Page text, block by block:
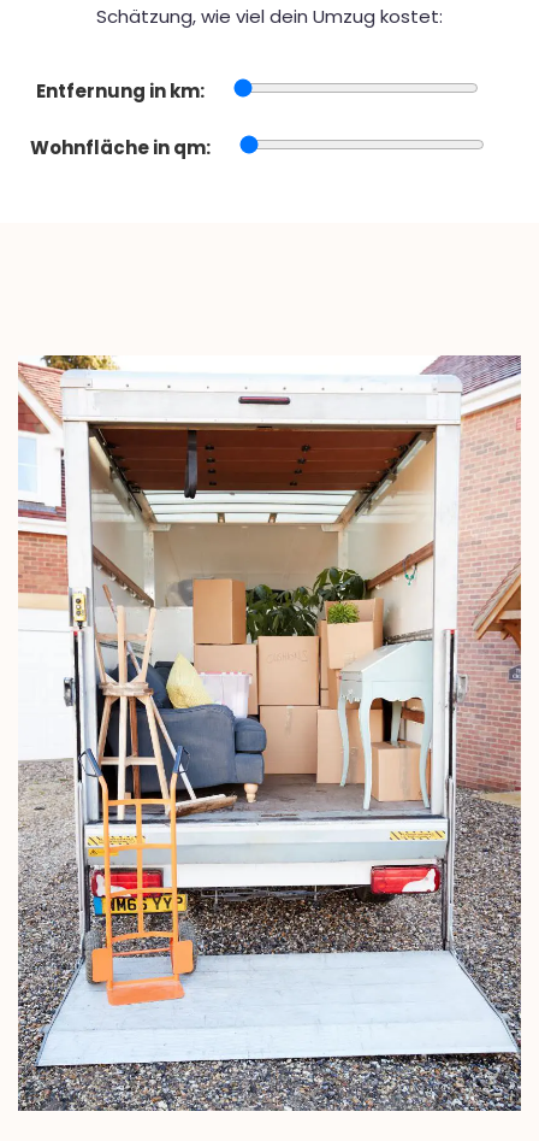
Schätzung, wie viel dein Umzug kostet:
Entfernung in km:
Wohnfläche in qm: